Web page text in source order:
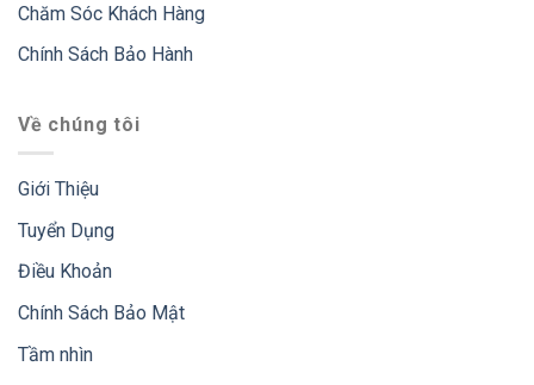
Chăm Sóc Khách Hàng
Chính Sách Bảo Hành
Về chúng tôi
Giới Thiệu
Tuyển Dụng
Điều Khoản
Chính Sách Bảo Mật
Tầm nhìn